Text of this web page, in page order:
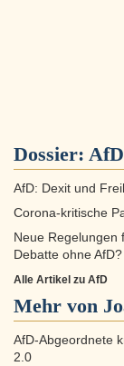
Dossier: AfD
AfD: Dexit und
Corona-kritische
Neue Regelungen
Debatte ohne AfD?
Alle Artikel zu AfD
Mehr von
AfD-Abgeordnete
2.0